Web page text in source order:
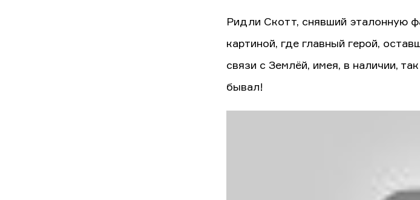
Ридли Скотт, снявший эталонную
картиной, где главный герой,
связи с Землёй, имея, в наличии,
бывал!